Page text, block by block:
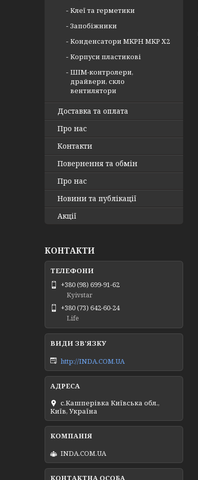
Клеї та герметики
Запобіжники
Конденсатори MKPH MKP X2
Корпуси пластикові
ШІМ-контролери,
драйвери, скло
вентилятори
Доставка та оплата
Про нас
Контакти
Повернення та обмін
Про нас
Новини та публікації
Акції
КОНТАКТИ
+380 (98) 699-91-62
Kyivstar
+380 (73) 642-60-24
Life
http://INDA.COM.UA
с.Кашперівка Київська обл.,
Київ, Україна
INDA.COM.UA